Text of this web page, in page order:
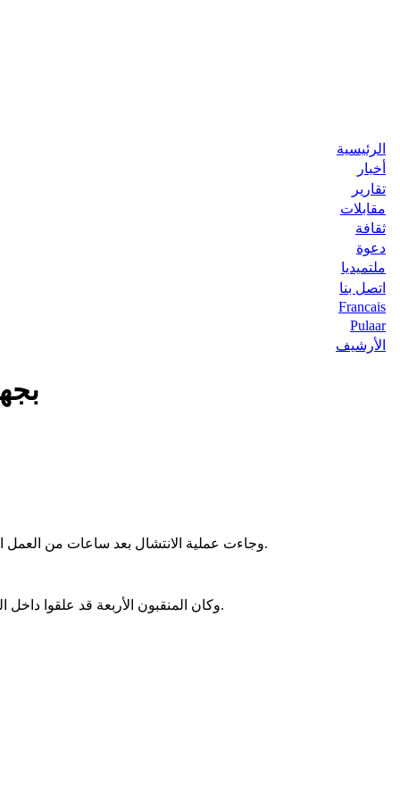
الرئيسية
أخبار
تقارير
مقابلات
ثقافة
دعوة
ملتميديا
اتصل بنا
Francais
Pulaar
الأرشيف
بجهود
وجاءت عملية الانتشال بعد ساعات من العمل المتواصل، حيث وصل فريق من المتطوعين من مدينة الزويرات مزودًا ببعض المعدات الضرورية وأجهزة الأكسجين للمشاركة في جهود الإنقاذ.
وكان المنقبون الأربعة قد علقوا داخل البئر منذ مساء الأحد إثر انبعاث مواد تسببت في حالات اختناق، فيما تعرض بعض المنقبين الآخرين للاختناق أثناء محاولتهم تقديم المساعدة لهم.